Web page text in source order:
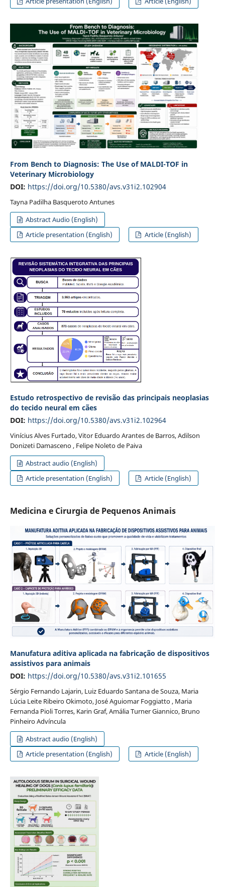
From Bench to Diagnosis: The Use of MALDI-TOF in
Veterinary Microbiology
DOI: https://doi.org/10.5380/avs.v31i2.102904
Tayna Padilha Basqueroto Antunes
Abstract Audio (English)
Article presentation (English)
Article (English)
Estudo retrospectivo de revisão das principais neoplasias
do tecido neural em cães
DOI: https://doi.org/10.5380/avs.v31i2.102964
Vinícius Alves Furtado, Vitor Eduardo Arantes de Barros, Adilson
Donizeti Damasceno , Felipe Noleto de Paiva
Abstract audio (English)
Article presentation (English)
Article (English)
Medicina e Cirurgia de Pequenos Animais
Manufatura aditiva aplicada na fabricação de dispositivos
assistivos para animais
DOI: https://doi.org/10.5380/avs.v31i2.101655
Sérgio Fernando Lajarin, Luiz Eduardo Santana de Souza, Maria
Lúcia Leite Ribeiro Okimoto, José Aguiomar Foggiatto , Maria
Fernanda Pioli Torres, Karin Graf, Amália Turner Giannico, Bruno
Pinheiro Advíncula
Abstract audio (English)
Article presentation (English)
Article (English)